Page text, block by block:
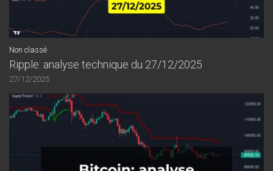
Non classé
Ripple: analyse technique du 27/12/2025
27/12/2025